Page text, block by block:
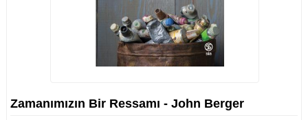
Zamanımızın Bir Ressamı - John Berger